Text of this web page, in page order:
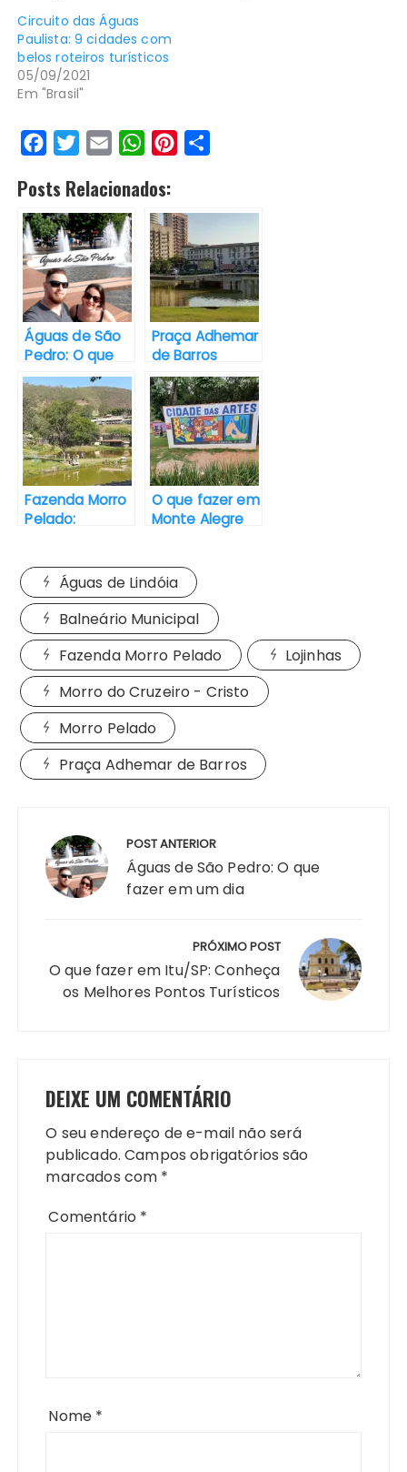
Circuito das Águas
Paulista: 9 cidades com
belos roteiros turísticos
05/09/2021
Em "Brasil"
c
e
b
o
o
k
i
t
t
e
r
a
i
l
W
a
t
s
A
p
p
t
e
r
e
s
t
r
e
Posts Relacionados:
Águas de São
Pedro: O que
fazer em um
dia
Praça Adhemar
de Barros
cartão-postal
de Águas de
Lindóia/SP
Fazenda Morro
Pelado:
Águas de
Lindóia
O que fazer em
Monte Alegre
Águas de Lindóia
Balneário Municipal
Fazenda Morro Pelado
Lojinhas
Morro do Cruzeiro - Cristo
Morro Pelado
Praça Adhemar de Barros
POST ANTERIOR
Águas de São Pedro: O que
fazer em um dia
PRÓXIMO POST
O que fazer em Itu/SP: Conheça
os Melhores Pontos Turísticos
DEIXE UM COMENTÁRIO
O seu endereço de e-mail não será
publicado. Campos obrigatórios são
marcados com *
Comentário *
Nome *